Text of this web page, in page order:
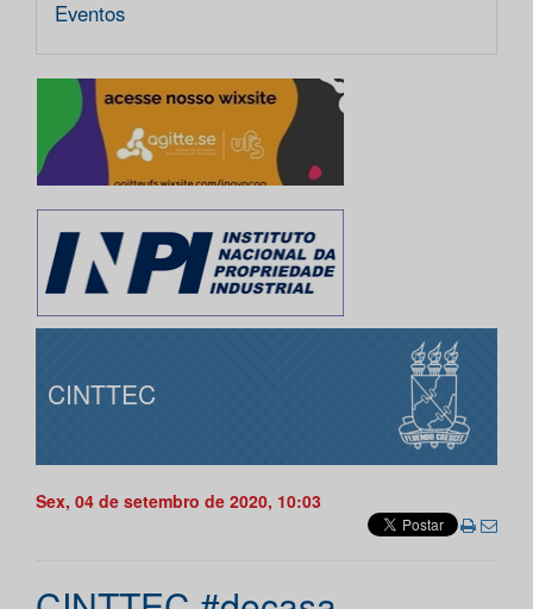
Eventos
CINTTEC
Sex, 04 de setembro de 2020, 10:03